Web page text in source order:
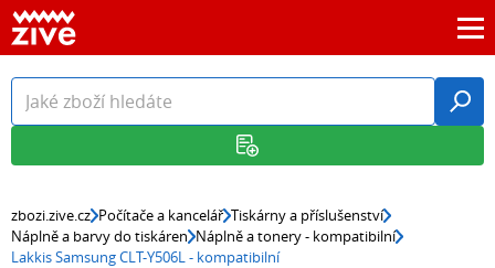
zbozi.zive.cz Počítače a kancelář Tiskárny a příslušenství
Náplně a barvy do tiskáren Náplně a tonery - kompatibilní
Lakkis Samsung CLT-Y506L - kompatibilní